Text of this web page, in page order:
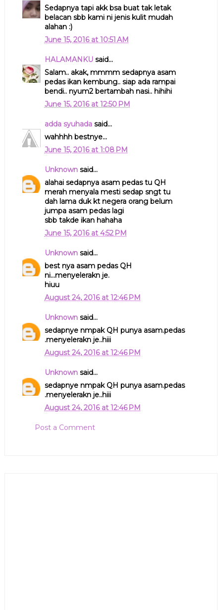
Sedapnya tapi akk bsa buat tak letak
belacan sbb kami ni jenis kulit mudah
alahan :)
June 15, 2016 at 10:51 AM
HALAMANKUsaid...
Salam.. akak, mmmm sedapnya asam
pedas ikan kembung.. siap ada rampai
bendi.. nyum2 bertambah nasi.. hihihi
June 15, 2016 at 12:50 PM
adda syuhadasaid...
wahhhh bestnye...
June 15, 2016 at 1:08 PM
Unknownsaid...
alahai sedapnya asam pedas tu QH
merah menyala mesti sedap sngt tu
dah lama duk kt negera orang belum
jumpa asam pedas lagi
sbb takde ikan hahaha
June 15, 2016 at 4:52 PM
Unknownsaid...
best nya asam pedas QH
ni...menyelerakn je.
hiuu
August 24, 2016 at 12:46 PM
Unknownsaid...
sedapnye nmpak QH punya asam.pedas
.menyelerakn je..hiii
August 24, 2016 at 12:46 PM
Unknownsaid...
sedapnye nmpak QH punya asam.pedas
.menyelerakn je..hiii
August 24, 2016 at 12:46 PM
Post a Comment